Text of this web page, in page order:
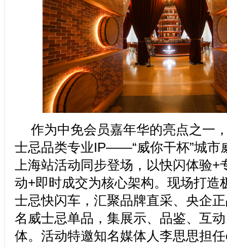
作为中免会员嘉年华的亮点之一
士忌品类专业IP——“威你干杯”城市
上海站活动同步登场，以快闪体验+
动+即时成交为核心架构。现场打造
士忌快闪车，汇聚品牌直采、央企
名威士忌单品，集展示、品鉴、互
体。活动特邀知名媒体人李思思担